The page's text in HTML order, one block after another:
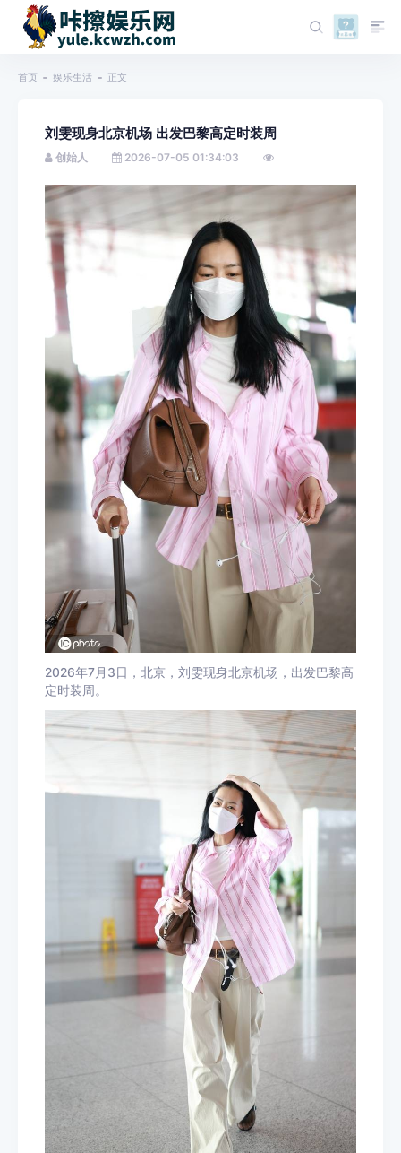
首页 娱乐生活 正文
刘雯现身北京机场 出发巴黎高定时装周
创始人 2026-07-05 01:34:03
2026年7月3日，北京，刘雯现身北京机场，出发巴黎高
定时装周。